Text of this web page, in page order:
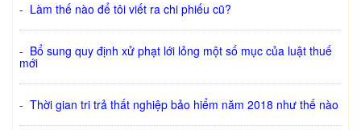
- Làm thế nào để tôi viết ra chi phiếu cũ?
- Bổ sung quy định xử phạt lới lỏng một số mục của luật thuế
mới
- Thời gian tri trả thất nghiệp bảo hiểm năm 2018 như thế nào